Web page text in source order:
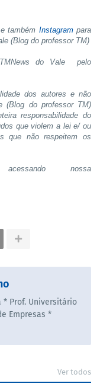
e também Instagrampara
(Blog do professor TM)
do Vale pelo
dos autores e não
(Blog do professor TM)
responsabilidade do
que violem a lei e/ ou
que não respeitem os
nossa
Prof. Universitário
Empresas *
Ver todos